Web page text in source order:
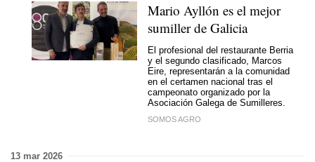
Mario Ayllón es el mejor
sumiller de Galicia
El profesional del restaurante Berria
y el segundo clasificado, Marcos
Eire, representarán a la comunidad
en el certamen nacional tras el
campeonato organizado por la
Asociación Galega de Sumilleres.
SOMOS AGRO
13 mar 2026